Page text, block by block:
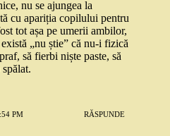
nu se ajungea la
cu apariția copilului pentru
tot așa pe umerii ambilor,
„nu știe” că nu-i fizică
să fierbi niște paste, să
PM RĂSPUNDE